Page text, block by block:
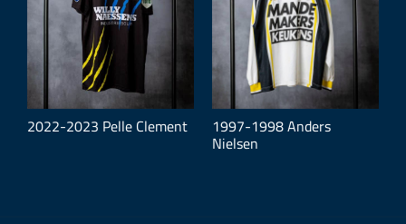
2022-2023 Pelle Clement 1997-1998 Anders
Nielsen